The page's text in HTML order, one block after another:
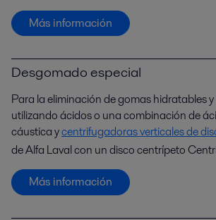
Más información
Desgomado especial
Para la eliminación de gomas hidratables
utilizando ácidos o una combinación de
cáustica ycentrifugadoras verticales de
de Alfa Laval con un disco centrípeto
Más información